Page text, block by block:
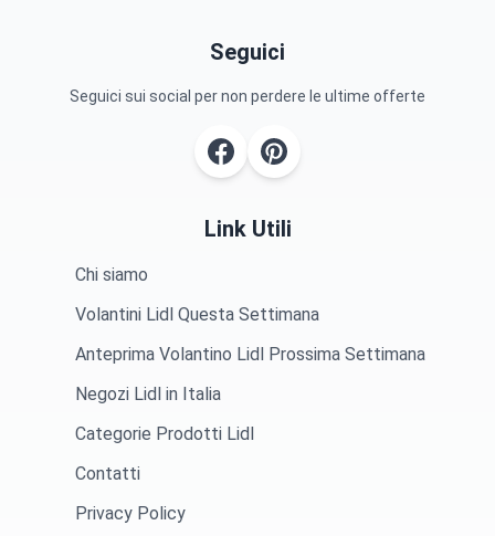
Seguici
Seguici sui social per non perdere le ultime offerte
Link Utili
Chi siamo
Volantini Lidl Questa Settimana
Anteprima Volantino Lidl Prossima Settimana
Negozi Lidl in Italia
Categorie Prodotti Lidl
Contatti
Privacy Policy